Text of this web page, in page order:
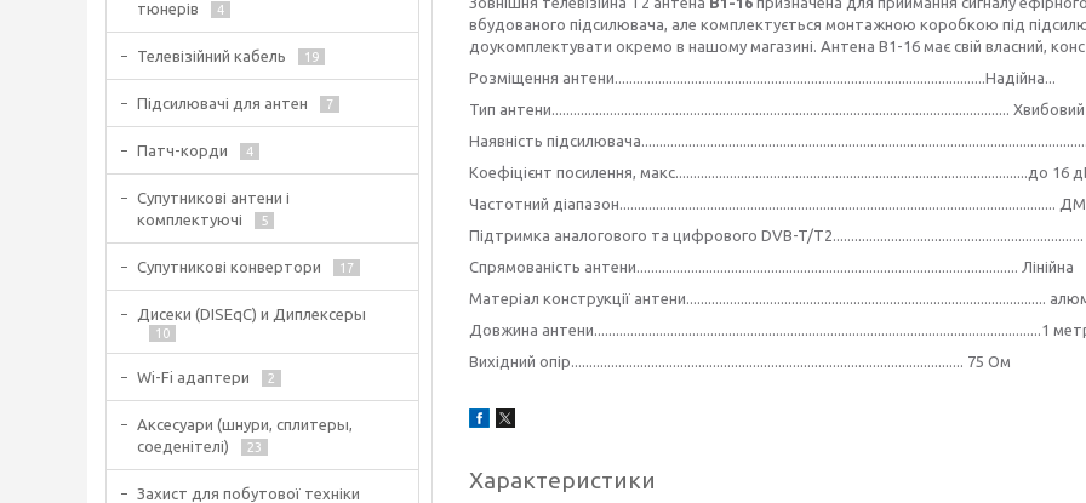
вбудованого підсилювача, але комплектується монтажною коробкою під
доукомплектувати окремо в нашому магазині. Антена В1-16 має свій власний,
Розміщення антени......................................................................................................Надійна...
Тип антени..............................................................................................................................
Наявність
Коефіцієнт посилення, макс.................................................................................................до 16
Частотний діапазон........................................................................................................................
Підтримка аналогового та цифрового DVB-T/T2.....................................................................
Спрямованість антени......................................................................................................... Лінійна
Матеріал конструкції антени...................................................................................................
Довжина антени...........................................................................................................................1
Вихідний опір............................................................................................................ 75 Ом
Характеристики
тюнерів
4
Телевізійний кабель 19
Підсилювачі для антен 7
Патч-корди 4
Супутникові антени і
комплектуючі
5
Супутникові конвертори 17
Дисеки (DISEqC) и Диплексеры
10
Wi-Fi адаптери 2
Аксесуари (шнури, сплитеры,
соеденітелі)
23
Захист для побутової техніки